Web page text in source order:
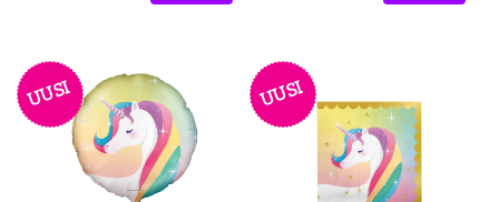
UUSI UUSI